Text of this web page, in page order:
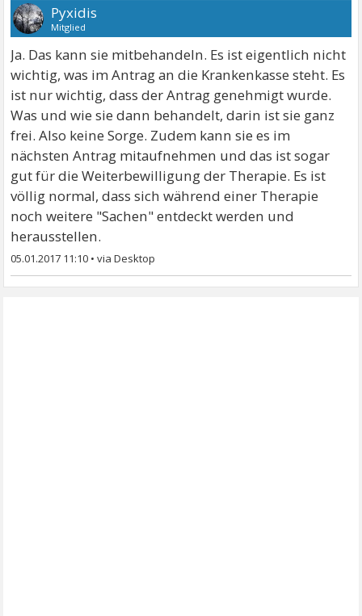
Pyxidis
Mitglied
Ja. Das kann sie mitbehandeln. Es ist eigentlich nicht
wichtig, was im Antrag an die Krankenkasse steht. Es
ist nur wichtig, dass der Antrag genehmigt wurde.
Was und wie sie dann behandelt, darin ist sie ganz
frei. Also keine Sorge. Zudem kann sie es im
nächsten Antrag mitaufnehmen und das ist sogar
gut für die Weiterbewilligung der Therapie. Es ist
völlig normal, dass sich während einer Therapie
noch weitere "Sachen" entdeckt werden und
herausstellen.
05.01.2017 11:10 •